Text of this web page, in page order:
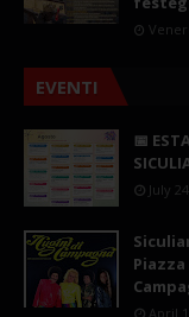
EVENTI
📅
July
April